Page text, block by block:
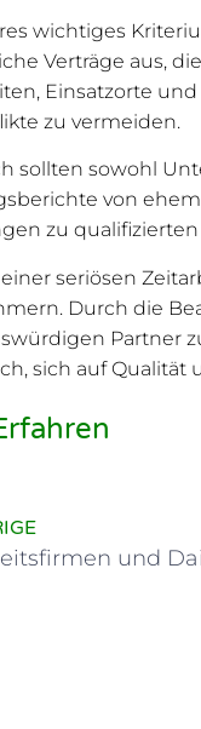
wichtiges
Verträge aus,
Einsatzorte
zu vermeiden.
sollten sowohl
von
zu
einer seriösen
Durch die
Partner
sich auf
und